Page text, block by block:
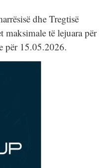
dhe Tregtisë
të lejuara për
për 15.05.2026.